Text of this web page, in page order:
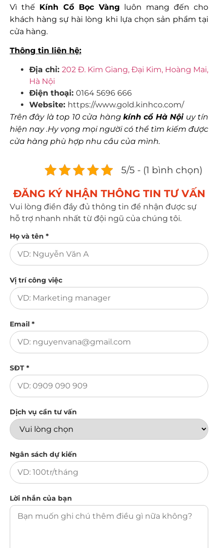
Vì thế Kính Cổ Bọc Vàng luôn mang đến cho
khách hàng sự hài lòng khi lựa chọn sản phẩm tại
cửa hàng.
Thông tin liên hệ:
Địa chỉ: 202 Đ. Kim Giang, Đại Kim, Hoàng Mai,
Hà Nội
Điện thoại: 0164 5696 666
Website: https://www.gold.kinhco.com/
Trên đây là top 10 cửa hàng kính cổ Hà Nộiuy tín
hiện nay .Hy vọng mọi người có thể tìm kiếm được
cửa hàng phù hợp nhu cầu của mình.
5/5 - (1 bình chọn)
ĐĂNG KÝ NHẬN THÔNG TIN TƯ VẤN​
Vui lòng điền đầy đủ thông tin để nhận được sự
hỗ trợ nhanh nhất từ đội ngũ của chúng tôi.
Họ và tên *
Vị trí công việc
Email *
SĐT *
Dịch vụ cần tư vấn
Ngân sách dự kiến
Lời nhắn của bạn